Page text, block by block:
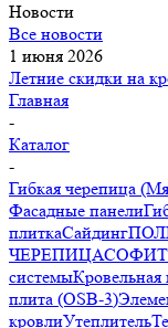
Новости
Все новости
1 июня 2026
Летние скидки на
Главная
-
Каталог
-
Гибкая черепица
Фасадные панели
плиткаСайдинг
ЧЕРЕПИЦА
системыКровельная
плита (OSB-3)
кровлиУтеплитель